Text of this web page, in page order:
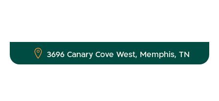
3696 Canary Cove West, Memphis, TN